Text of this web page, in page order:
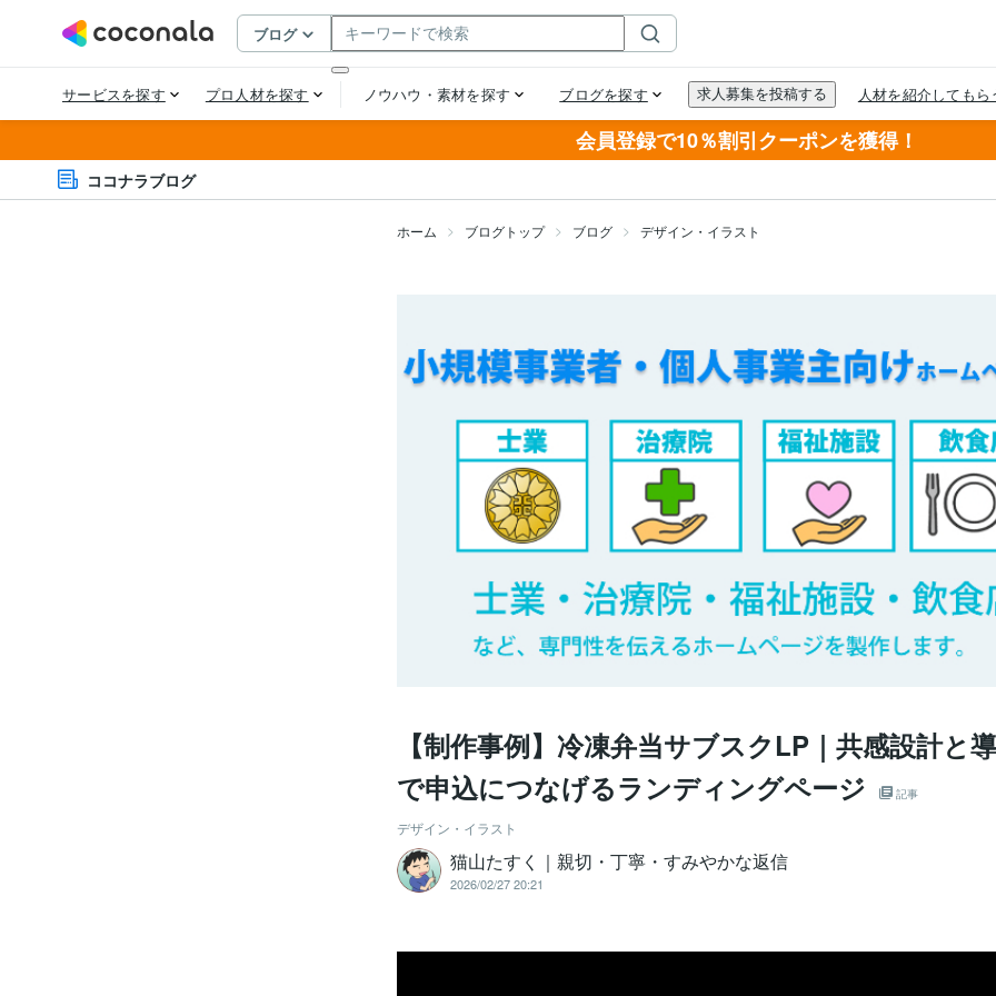
会員登録で10％割引クーポンを獲得！
ココナラブログ
ホーム ブログトップ ブログ デザイン・イラスト
【制作事例】冷凍弁当サブスクLP｜共感設計と
で申込につなげるランディングページ
記事
デザイン・イラスト
猫山たすく｜親切・丁寧・すみやかな返信
2026/02/27 20:21